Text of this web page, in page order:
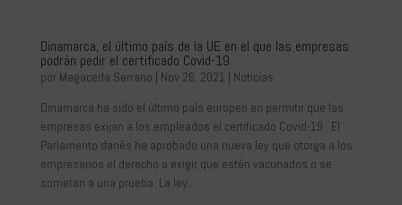
Dinamarca, el último país de la UE en el que las empresas
podrán pedir el certificado Covid-19
por Magaceda Serrano | Nov 26, 2021 | Noticias
Dinamarca ha sido el último país europeo en permitir que las
empresas exijan a los empleados el certificado Covid-19 . El
Parlamento danés ha aprobado una nueva ley que otorga a los
empresarios el derecho a exigir que estén vacunados o se
sometan a una prueba. La ley...